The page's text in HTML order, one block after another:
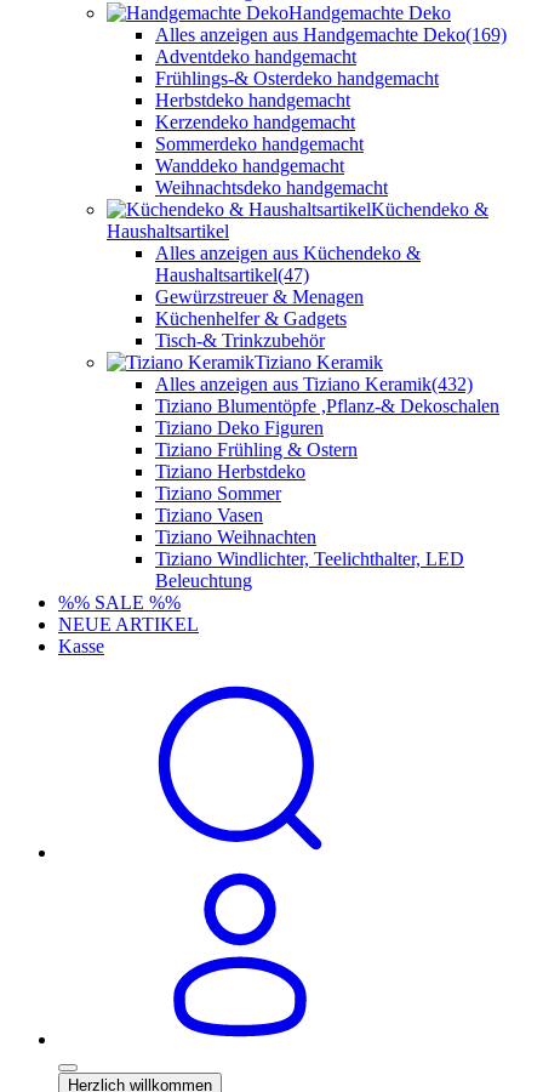
Handgemachte Deko
Alles anzeigen aus Handgemachte Deko(169)
Adventdeko handgemacht
Frühlings-& Osterdeko handgemacht
Herbstdeko handgemacht
Kerzendeko handgemacht
Sommerdeko handgemacht
Wanddeko handgemacht
Weihnachtsdeko handgemacht
Küchendeko &
Haushaltsartikel
Alles anzeigen aus Küchendeko &
Haushaltsartikel(47)
Gewürzstreuer & Menagen
Küchenhelfer & Gadgets
Tisch-& Trinkzubehör
Tiziano Keramik
Alles anzeigen aus Tiziano Keramik(432)
Tiziano Blumentöpfe ,Pflanz-& Dekoschalen
Tiziano Deko Figuren
Tiziano Frühling & Ostern
Tiziano Herbstdeko
Tiziano Sommer
Tiziano Vasen
Tiziano Weihnachten
Tiziano Windlichter, Teelichthalter, LED
Beleuchtung
%% SALE %%
NEUE ARTIKEL
Kasse
Herzlich willkommen